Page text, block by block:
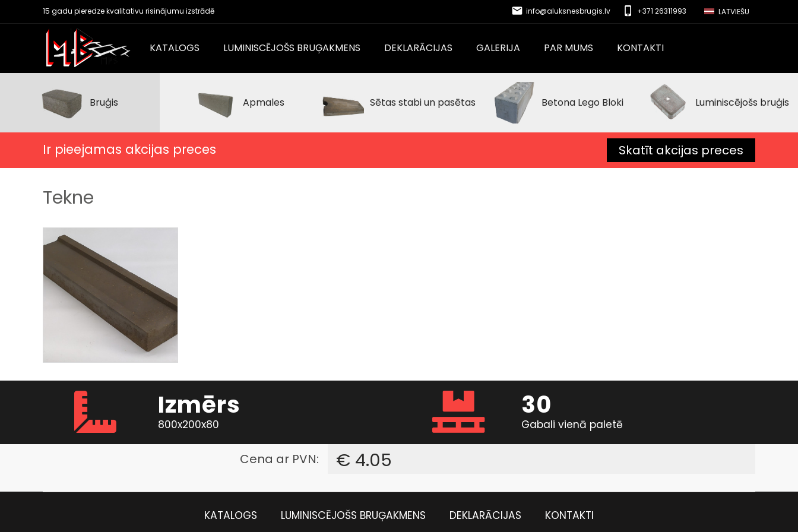
15 gadu pieredze kvalitativu risinājumu izstrādē LATVIEŠU
phone_iphone +371 26311993
email info@aluksnesbrugis.lv
KATALOGS LUMINISCĒJOŠS BRUĢAKMENS DEKLARĀCIJAS GALERIJA PAR MUMS KONTAKTI
Bruģis Apmales Sētas stabi un pasētas Betona Lego Bloki Luminiscējošs bruģis
Ir pieejamas akcijas preces Skatīt akcijas preces
Tekne
Izmērs
800x200x80
30
Gabali vienā paletē
€ 4.05
Cena ar PVN:
KATALOGS LUMINISCĒJOŠS BRUĢAKMENS DEKLARĀCIJAS KONTAKTI